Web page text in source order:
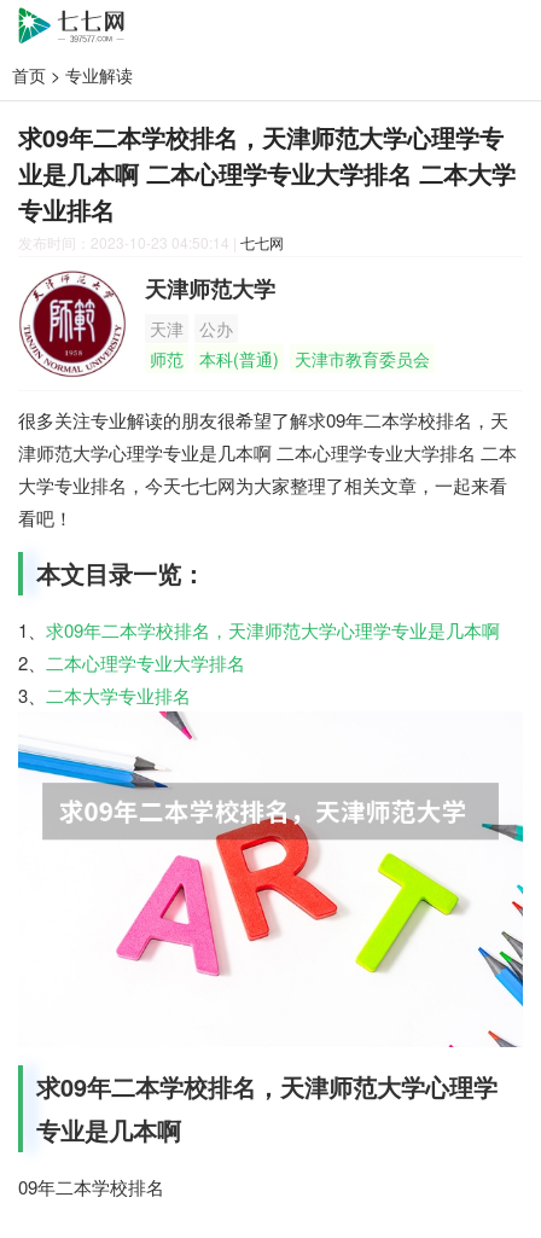
首页 > 专业解读
求09年二本学校排名，天津师范大学心理学专
业是几本啊 二本心理学专业大学排名 二本大学
专业排名
发布时间：2023-10-23 04:50:14 | 七七网
天津师范大学
天津
公办
师范
本科(普通) 天津市教育委员会
很多关注专业解读的朋友很希望了解求09年二本学校排名，天
津师范大学心理学专业是几本啊 二本心理学专业大学排名 二本
大学专业排名，今天七七网为大家整理了相关文章，一起来看
看吧！
本文目录一览：
1、 求09年二本学校排名，天津师范大学心理学专业是几本啊
2、 二本心理学专业大学排名
3、 二本大学专业排名
求09年二本学校排名，天津师范大学心理学
专业是几本啊
09年二本学校排名